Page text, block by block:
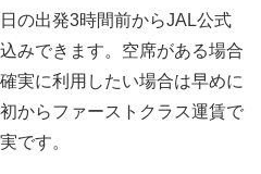
の出発3時間前からJAL公式
みできます。空席がある場合
実に利用したい場合は早めに
からファーストクラス運賃で
です。